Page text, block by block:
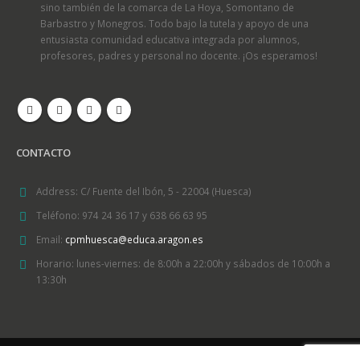
sino también de la comarca de La Hoya, Somontano de
Barbastro y Monegros. Todo bajo la tutela y apoyo de una
entusiasta comunidad educativa integrada por alumnos,
profesores, padres y personal no docente. ¡Os esperamos!
CONTACTO
Address: C/ Fuente del Ibón, 5 - 22004 (Huesca)
Teléfono: 974 24 36 17 y 638 66 63 95
Email: cpmhuesca@educa.aragon.es
Horario: lunes-viernes: de 8:00h a 22:00h y sábados de 10:00h a
13:30h